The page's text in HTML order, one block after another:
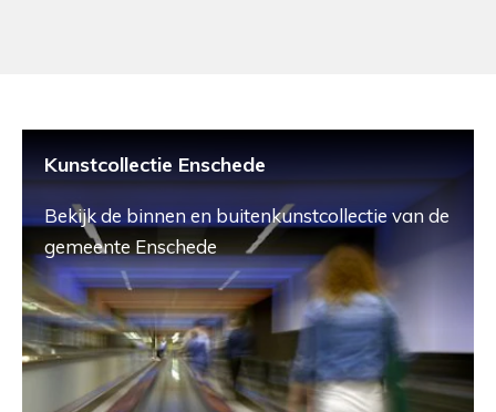
Kunstcollectie Enschede
Bekijk de binnen en buitenkunstcollectie van de
gemeente Enschede